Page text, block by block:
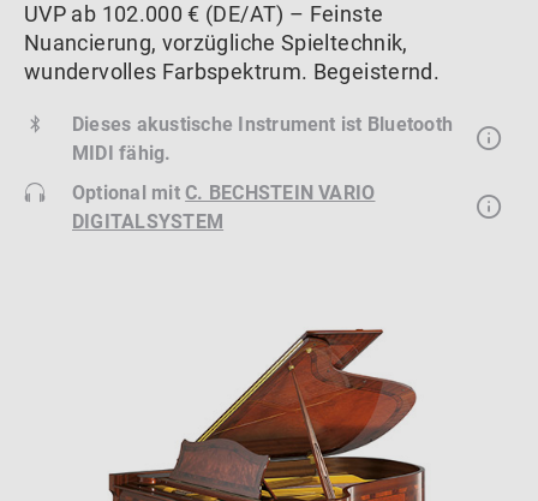
UVP ab 102.000 € (DE/AT) – Feinste
Nuancierung, vorzügliche Spieltechnik,
wundervolles Farbspektrum. Begeisternd.
Dieses akustische Instrument ist Bluetooth
MIDI fähig.
Optional mitC. BECHSTEIN VARIO
DIGITALSYSTEM